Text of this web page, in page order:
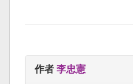
作者 李忠憲